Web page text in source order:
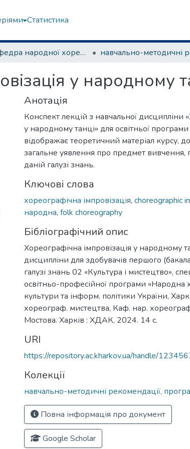
Статистика
Кафедра народної хореографії та теорії танцю
у народному
Анотація
Конспект лекцій з навчальної дисципліни
у народному танці» для освітньої
відображає теоретичний матеріал курсу,
загальне уявлення про предмет вивчення,
даній галузі знань.
Ключові слова
хореографічна імпровізація, choreographic
народна, folk choreography
Бібліографічний опис
Хореографічна імпровізація у народному
дисципліни для здобувачів першого
галузі знань 02 «Культура і мистецтво»,
освітньо-професійної програми «Народна
культури та інформ. політики України,
хореограф. мистецтва, Каф. нар.
Мостова. Харків : ХДАК, 2024. 14 с.
URI
https://repository.ac.kharkov.ua/handle/
Колекції
навчально-методичні рекомендації,
Повна інформація про документ
Google Scholar